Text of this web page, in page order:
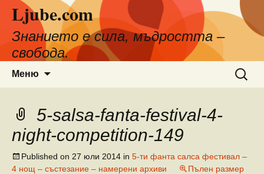
съдържанието
Ljube.com
Знанието е сила, мъдростта –
свобода.
Меню
за:
5-salsa-fanta-festival-4-
night-competition-149
Published on 27 юли 2014 in 5-ти фанта салса фестивал –
4 нощ – състезание – намерени архиви
Пълен размер